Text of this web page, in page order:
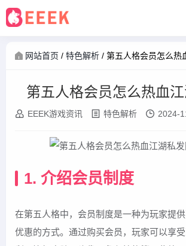
网站首页 / 特色解析 / 第五人格会员怎么热
第五人格会员怎么热血
EEEK游戏资讯 特色解析 2024-
1. 介绍会员制度
在第五人格中，会员制度是一种为玩家提
优惠的方式。通过购买会员，玩家可以享